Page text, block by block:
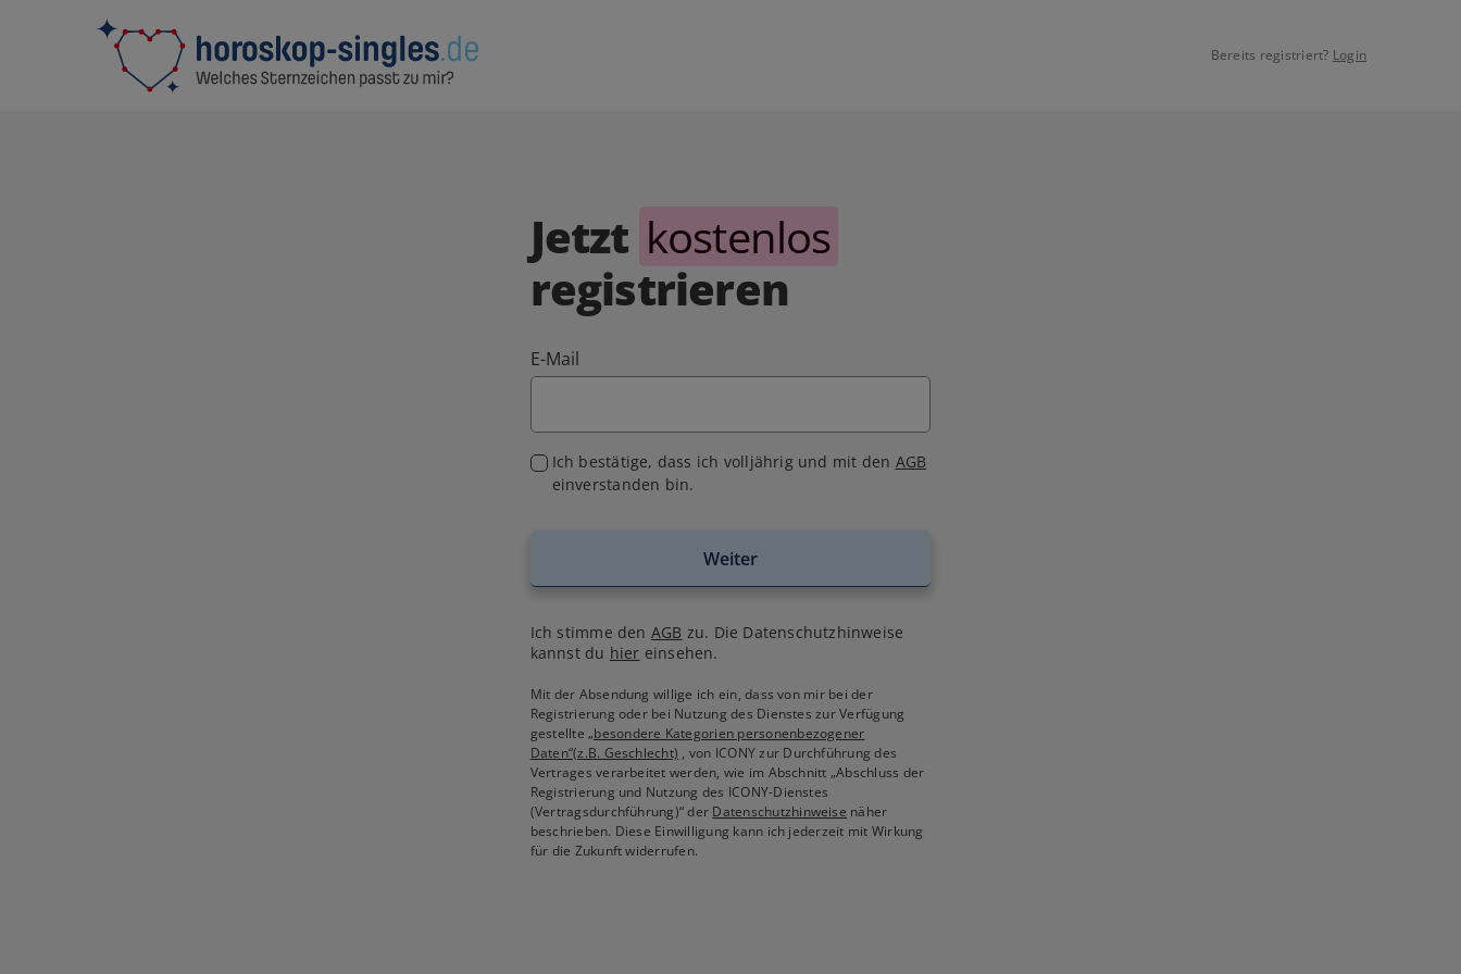
Bereits registriert? Login
Jetzt kostenlos
registrieren
E-Mail
Ich bestätige, dass ich volljährig und mit den AGB
einverstanden bin.
Weiter
Ich stimme den AGB zu. Die Datenschutzhinweise
kannst du hier einsehen.
Mit der Absendung willige ich ein, dass von mir bei der
Registrierung oder bei Nutzung des Dienstes zur Verfügung
gestellte„besondere Kategorien personenbezogener
Daten“(z.B. Geschlecht) , von ICONY zur Durchführung des
Vertrages verarbeitet werden, wie im Abschnitt „Abschluss der
Registrierung und Nutzung des ICONY-Dienstes
(Vertragsdurchführung)“ der Datenschutzhinweise näher
beschrieben. Diese Einwilligung kann ich jederzeit mit Wirkung
für die Zukunft widerrufen.